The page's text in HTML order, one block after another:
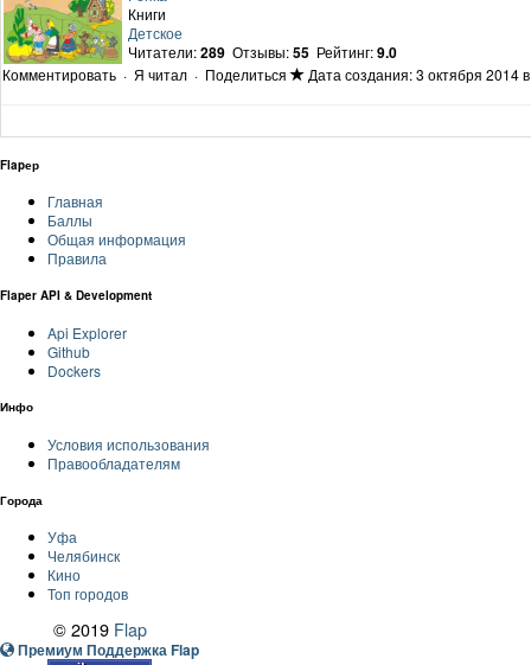
Книги
Детское
Читатели:289 Отзывы:55 Рейтинг:9.0
Комментировать · Я читал · Поделиться Дата создания: 3 октября 2014
Flapер
Главная
Баллы
Общая информация
Правила
Flaper API & Development
Api Explorer
Github
Dockers
Инфо
Условия использования
Правообладателям
Города
Уфа
Челябинск
Кино
Топ городов
© 2019 Flap
Премиум Поддержка Flap